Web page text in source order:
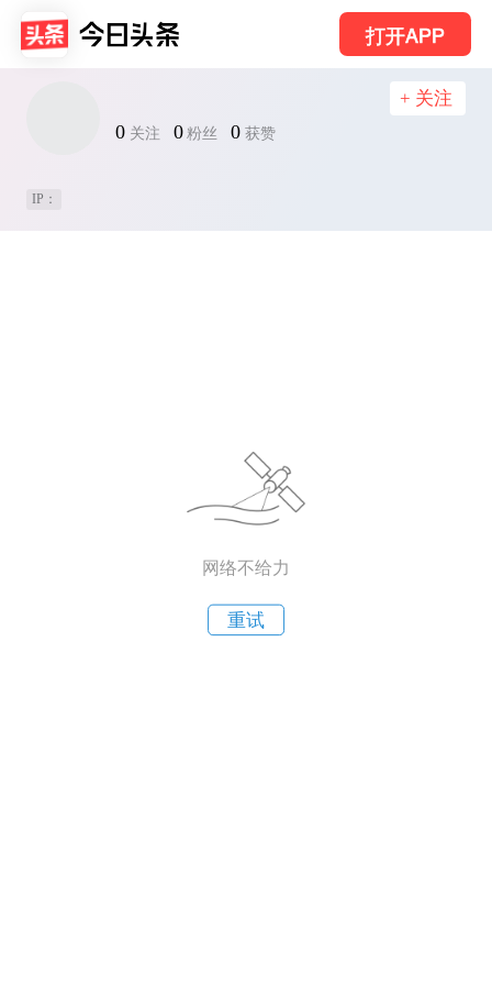
打开APP
0 关注 0 粉丝 0 获赞
+ 关注
IP：
网络不给力
重试